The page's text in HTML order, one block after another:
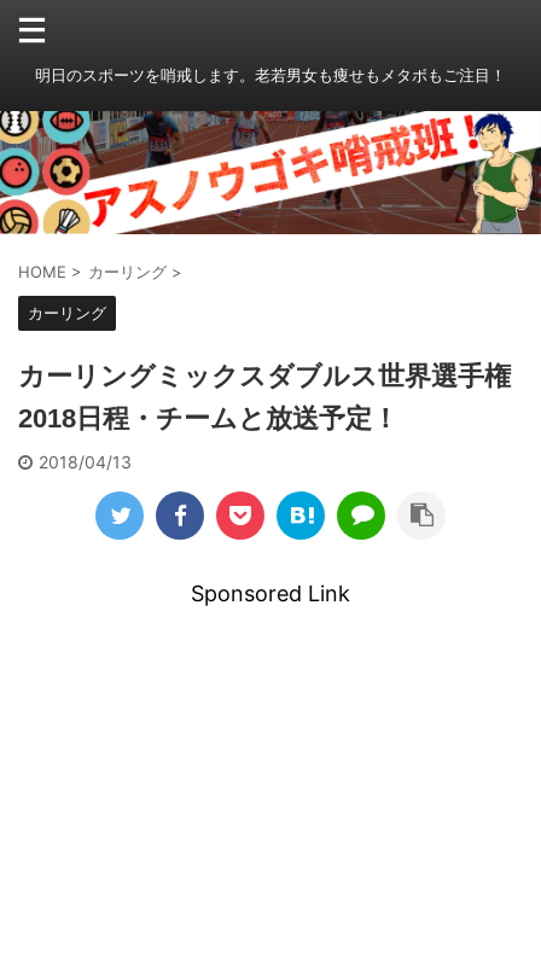
明日のスポーツを哨戒します。老若男女も痩せもメタボもご注目！
HOME > カーリング >
カーリング
カーリングミックスダブルス世界選手権
2018日程・チームと放送予定！
2018/04/13
Sponsored Link